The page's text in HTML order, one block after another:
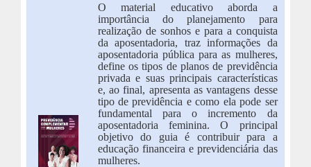
O material educativo aborda a
importância do planejamento para
realização de sonhos e para a conquista
da aposentadoria, traz informações da
aposentadoria pública para as mulheres,
define os tipos de planos de previdência
privada e suas principais características
e, ao final, apresenta as vantagens desse
tipo de previdência e como ela pode ser
fundamental para o incremento da
aposentadoria feminina. O principal
objetivo do guia é contribuir para a
educação financeira e previdenciária das
mulheres.